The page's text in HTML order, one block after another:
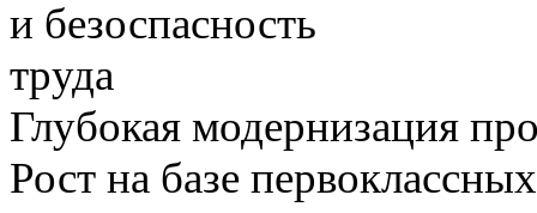
и безоспасность
труда
Глубокая модернизация
Рост на базе